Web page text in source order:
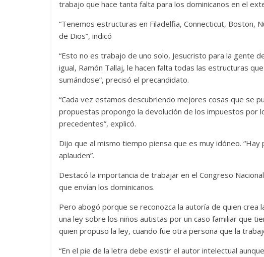
trabajo que hace tanta falta para los dominicanos en el
“Tenemos estructuras en Filadelfia, Connecticut, Boston,
de Dios”, indicó
“Esto no es trabajo de uno solo, Jesucristo para la gente
igual, Ramón Tallaj, le hacen falta todas las estructuras
sumándose”, precisó el precandidato.
“Cada vez estamos descubriendo mejores cosas que se
propuestas propongo la devolución de los impuestos por
precedentes”, explicó.
Dijo que al mismo tiempo piensa que es muy idóneo.
aplauden”.
Destacó la importancia de trabajar en el Congreso
que envían los dominicanos.
Pero abogó porque se reconozca la autoría de quien crea
una ley sobre los niños autistas por un caso familiar que
quien propuso la ley, cuando fue otra persona que la
“En el pie de la letra debe existir el autor intelectual